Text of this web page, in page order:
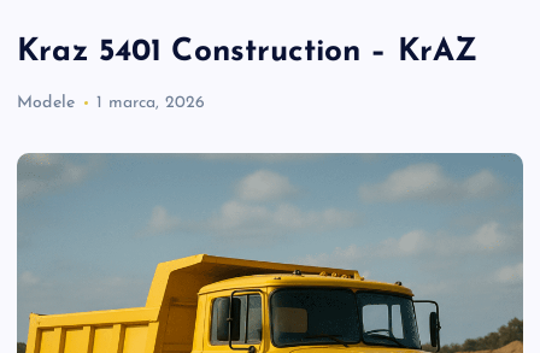
Kraz 5401 Construction – KrAZ
Modele 1 marca, 2026